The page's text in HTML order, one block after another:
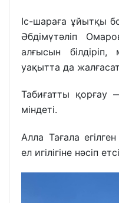
Іс-шараға ұйытқы
Әбдімүтәліп
алғысын
уақытта да
Табиғатты қорғау
міндеті.
Алла Тағала
ел игілігіне нәсіп